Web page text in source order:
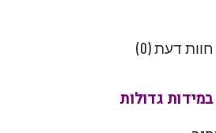
חוות דעת (0)
גדולות